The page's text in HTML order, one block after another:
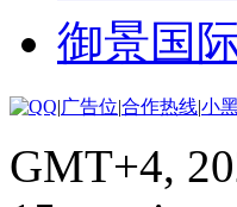
御景国
|广告位|合作热线|小
GMT+4,